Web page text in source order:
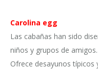
Carolina egg
Las cabañas han sido
niños y grupos de
Ofrece desayunos típicos